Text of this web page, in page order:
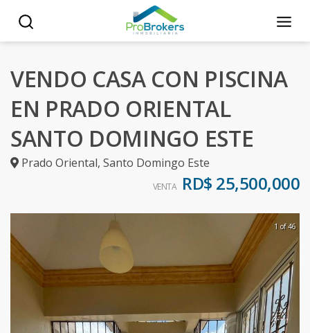
VENDO CASA CON PISCINA
EN PRADO ORIENTAL
SANTO DOMINGO ESTE
Prado Oriental, Santo Domingo Este
VENTA RD$ 25,500,000
1 of 46